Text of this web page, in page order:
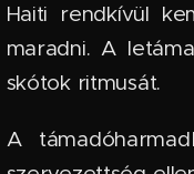
Haiti rendkívül
maradni. A
skótok ritmusát.
A